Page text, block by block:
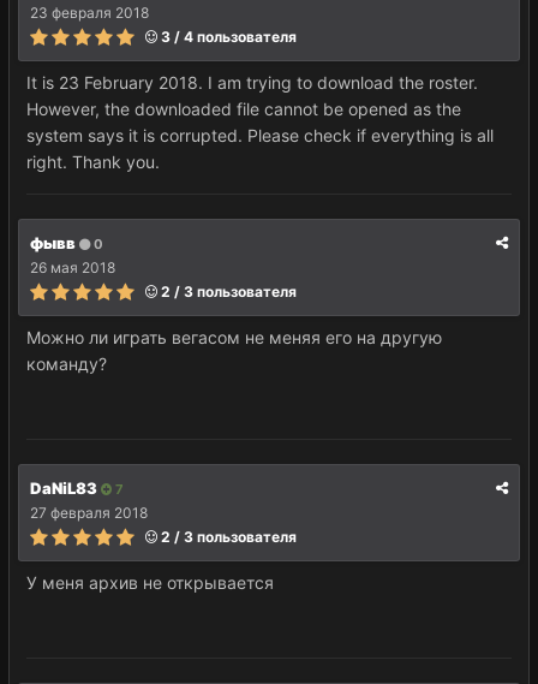
23 февраля 2018
3 / 4 пользователя
It is 23 February 2018. I am trying to download the roster.
However, the downloaded file cannot be opened as the
system says it is corrupted. Please check if everything is all
right. Thank you.
фывв 0
26 мая 2018
2 / 3 пользователя
Можно ли играть вегасом не меняя его на другую
команду?
DaNiL83 7
27 февраля 2018
2 / 3 пользователя
У меня архив не открывается